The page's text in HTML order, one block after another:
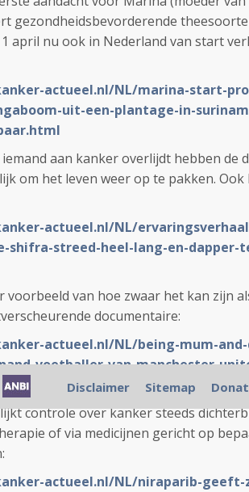
gezondheidsbevorderende
april nu ook in Nederland van start
actueel.nl/NL/marina-start-
uit-een-plantage-in-
aan kanker overlijdt hebben de
om het leven weer op te pakken.
actueel.nl/NL/
shifra-streed-heel-lang-en-dapper-
voorbeeld van hoe zwaar het kan zijn
documentaire:
actueel.nl/NL/being-mum-
voetballer-van-manchester-
borstkanker.html
controle over kanker steeds
of via medicijnen gericht op
actueel.nl/NL/niraparib-
Disclaimer Sitemap